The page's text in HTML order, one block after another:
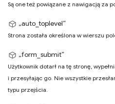
Są one też powiązane z nawigacją za
„auto_toplevel”
Strona została określona w wierszu
„form_submit”
Użytkownik dotarł na tę stronę,
i przesyłając go. Nie wszystkie
typu przejścia.